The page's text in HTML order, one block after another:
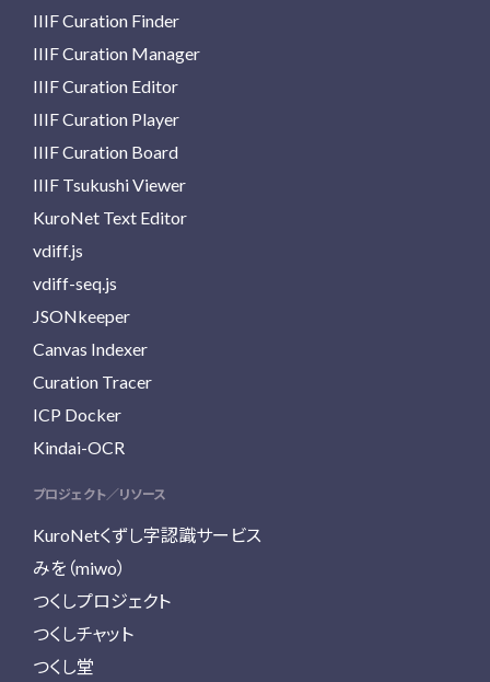
IIIF Curation Finder
IIIF Curation Manager
IIIF Curation Editor
IIIF Curation Player
IIIF Curation Board
IIIF Tsukushi Viewer
KuroNet Text Editor
vdiff.js
vdiff-seq.js
JSONkeeper
Canvas Indexer
Curation Tracer
ICP Docker
Kindai-OCR
プロジェクト／リソース
KuroNetくずし字認識サービス
みを（miwo）
つくしプロジェクト
つくしチャット
つくし堂